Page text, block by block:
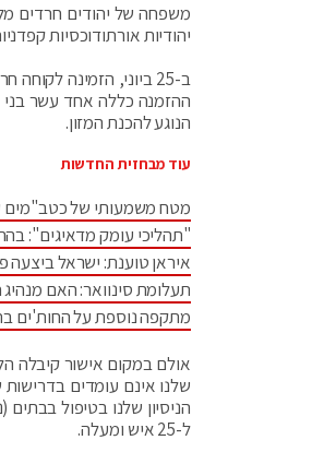
משפחה של יהודים חרדים
יהודיות אורתודוכסיות
ההזמנה כללה אחד עשר
הנוגע להכנת המזון.
עוד מבחזית החדשות
מטח משמעותי של כטב"מים
"תהליכי עומק מדאיגים":
איראן טוענת: ישראל
תעלומת סינוואר: האם
מתקפה נוספת על החות'ים
אולם במקום אישור קיבלה
שלנו אינם עומדים
הניסיון שלנו בטיפול
ל-25 איש ומעלה.